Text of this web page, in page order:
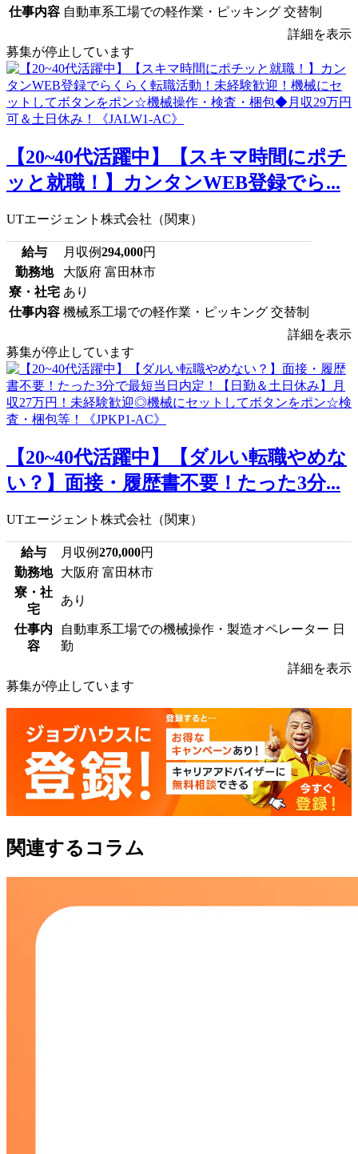
仕事内容 自動車系工場での軽作業・ピッキング 交替制
詳細を表示
募集が停止しています
【20~40代活躍中】【スキマ時間にポチ
ッと就職！】カンタンWEB登録でら...
UTエージェント株式会社（関東）
給与 月収例294,000円
勤務地
大阪府 富田林市
寮・社宅 あり
仕事内容 機械系工場での軽作業・ピッキング 交替制
詳細を表示
募集が停止しています
【20~40代活躍中】【ダルい転職やめな
い？】面接・履歴書不要！たった3分...
UTエージェント株式会社（関東）
給与 月収例270,000円
勤務地
大阪府 富田林市
寮・社
宅
あり
仕事内
容
自動車系工場での機械操作・製造オペレーター 日
勤
詳細を表示
募集が停止しています
関連するコラム